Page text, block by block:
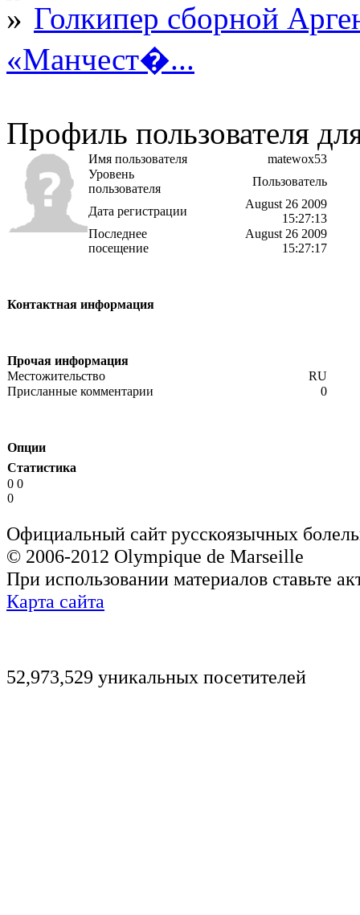
Голкипер сборной
«Манчест�...
Профиль пользователя
Имя пользователя
matewox53
Уровень
пользователя
Пользователь
Дата регистрации
August 26 2009
15:27:13
Последнее
посещение
August 26 2009
15:27:17
Контактная информация
Прочая информация
Местожительство
RU
Присланные комментарии
0
Опции
Статистика
0 0
0
Официальный сайт русскоязычных
© 2006-2012 Olympique de Marseille
При использовании материалов ставьте
Карта сайта
52,973,529 уникальных посетителей